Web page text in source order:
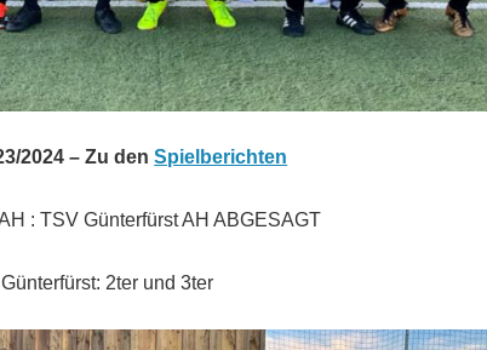
2024 – Zu den Spielberichten
: TSV Günterfürst AH ABGESAGT
2ter und 3ter